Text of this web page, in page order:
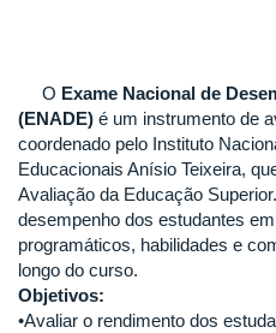
O Exame Nacional de
(ENADE) é um instrumento de
coordenado pelo Instituto
Educacionais Anísio Teixeira,
Avaliação da Educação
desempenho dos estudantes
programáticos, habilidades e
longo do curso.
Objetivos:
•Avaliar o rendimento dos